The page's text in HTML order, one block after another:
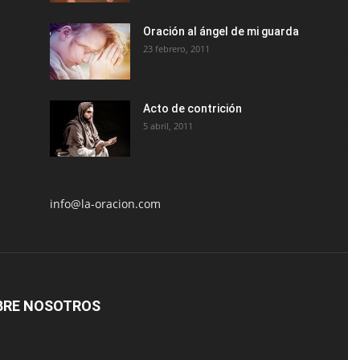
Oración al ángel de mi guarda
23 febrero, 2011
Acto de contrición
5 abril, 2011
info@la-oracion.com
NOSOTROS